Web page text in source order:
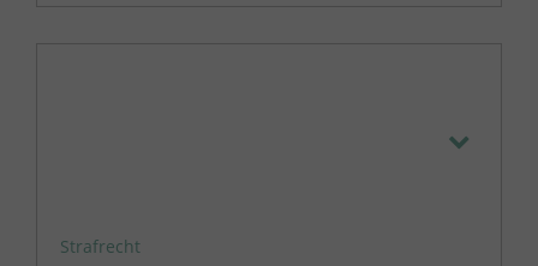
Strafrecht